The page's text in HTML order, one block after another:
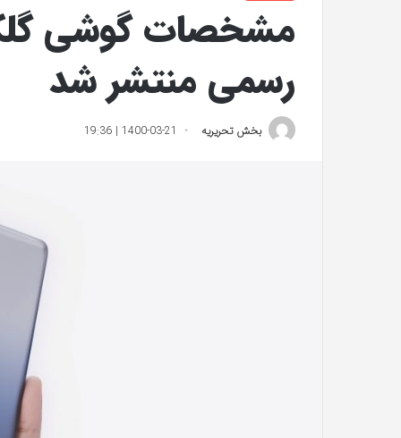
رسمی منتشر شد
بخش تحریریه 1400-03-21 | 19:36